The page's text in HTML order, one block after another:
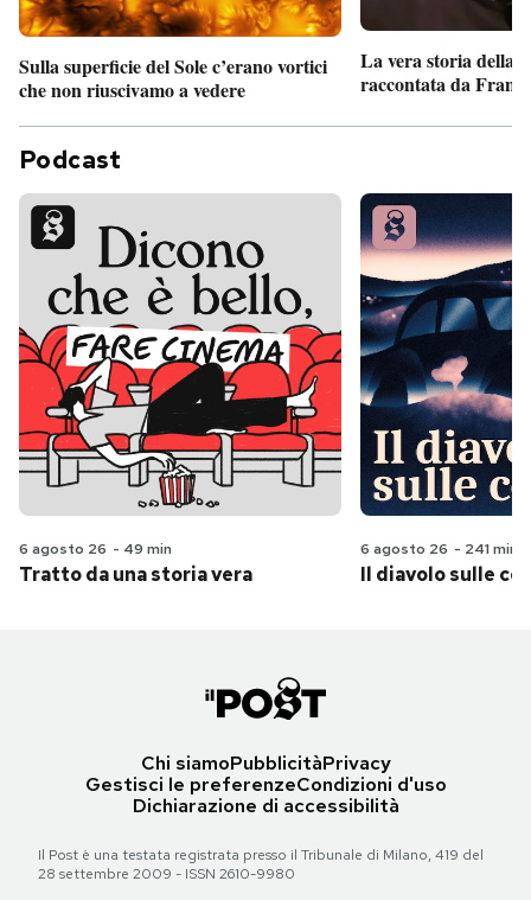
Sulla superficie del Sole c’erano vortici
che non riuscivamo a vedere
La vera storia della
raccontata da
Podcast
6 agosto 26 - 49 min
Tratto da una storia vera
6 agosto 26 - 241 min
Il diavolo sulle
Chi siamoPubblicitàPrivacy
Gestisci le preferenzeCondizioni d'uso
Dichiarazione di accessibilità
Il Post è una testata registrata presso il Tribunale di Milano, 419 del
28 settembre 2009 - ISSN 2610-9980